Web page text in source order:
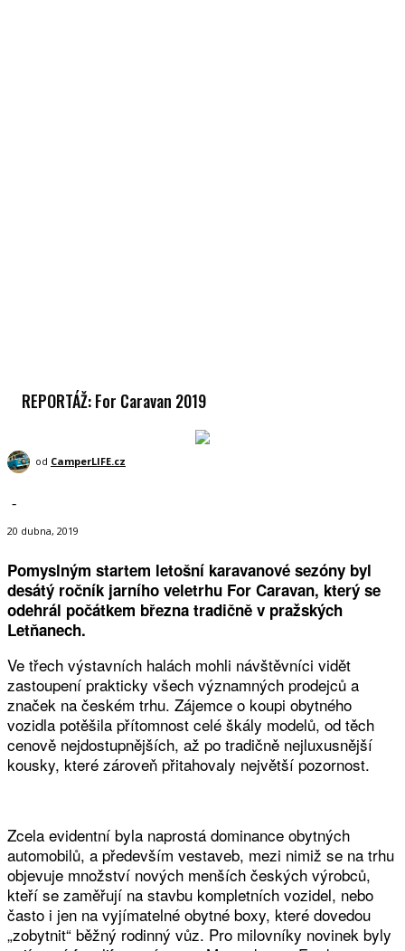
REPORTÁŽ: For Caravan 2019
od CamperLIFE.cz
-
20 dubna, 2019
Pomyslným startem letošní karavanové sezóny byl
desátý ročník jarního veletrhu For Caravan, který se
odehrál počátkem března tradičně v pražských
Letňanech.
Ve třech výstavních halách mohli návštěvníci vidět
zastoupení prakticky všech významných prodejců a
značek na českém trhu. Zájemce o koupi obytného
vozidla potěšila přítomnost celé škály modelů, od těch
cenově nejdostupnějších, až po tradičně nejluxusnější
kousky, které zároveň přitahovaly největší pozornost.
Zcela evidentní byla naprostá dominance obytných
automobilů, a především vestaveb, mezi nimiž se na trhu
objevuje množství nových menších českých výrobců,
kteří se zaměřují na stavbu kompletních vozidel, nebo
často i jen na vyjímatelné obytné boxy, které dovedou
„zobytnit“ běžný rodinný vůz. Pro milovníky novinek byly